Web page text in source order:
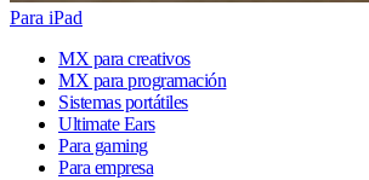
Para iPad
MX para creativos
MX para programación
Sistemas portátiles
Ultimate Ears
Para gaming
Para empresa